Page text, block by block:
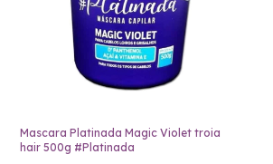
Mascara Platinada Magic Violet troia
hair 500g #Platinada